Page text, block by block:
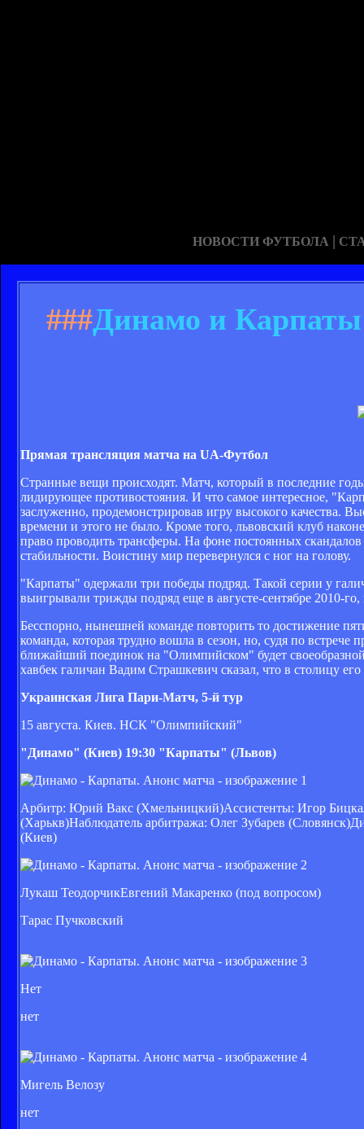
НОВОСТИ ФУТБОЛА |
###Динамо и Карпаты
Прямая трансляция матча на UA-Футбол
Странные вещи происходят. Матч, который в последние годы
лидирующее противостояния. И что самое интересное,
заслуженно, продемонстрировав игру высокого
времени и этого не было. Кроме того, львовский клуб
право проводить трансферы. На фоне постоянных
стабильности. Воистину мир перевернулся с ног на голову.
"Карпаты" одержали три победы подряд. Такой серии у
выигрывали трижды подряд еще в августе-сентябре 2010-
Бесспорно, нынешней команде повторить то достижение
команда, которая трудно вошла в сезон, но, судя по
ближайший поединок на "Олимпийском" будет
хавбек галичан Вадим Страшкевич сказал, что в столицу
Украинская Лига Пари-Матч, 5-й тур
15 августа. Киев. НСК "Олимпийский"
"Динамо" (Киев) 19:30 "Карпаты" (Львов)
Арбитр: Юрий Вакс (Хмельницкий)Ассистенты: Игор
(Харькв)Наблюдатель арбитража: Олег Зубарев
(Киев)
Лукаш ТеодорчикЕвгений Макаренко (под вопросом)
Тарас Пучковский
Нет
нет
Мигель Велозу
нет